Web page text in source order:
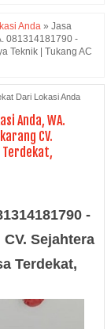
Anda » Jasa
081314181790 -
Teknik | Tukang AC
Dari Lokasi Anda
Anda, WA.
CV.
Terdekat,
-
CV. Sejahtera
Terdekat,